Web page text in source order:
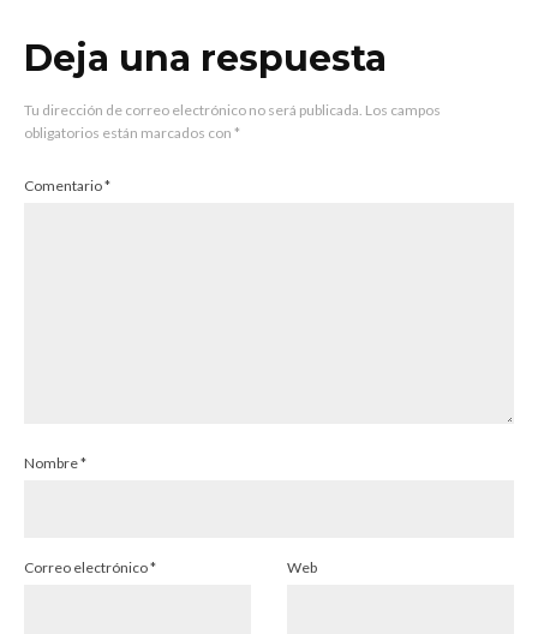
Deja una respuesta
Tu dirección de correo electrónico no será publicada. Los campos
obligatorios están marcados con *
Comentario*
Nombre*
Correo electrónico* Web